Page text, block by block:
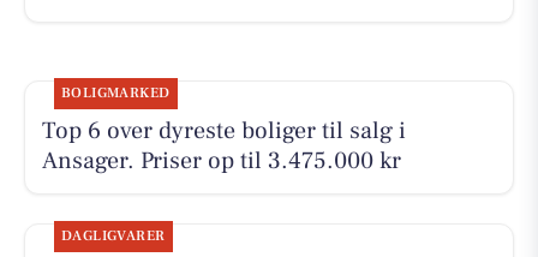
BOLIGMARKED
Top 6 over dyreste boliger til salg i
Ansager. Priser op til 3.475.000 kr
DAGLIGVARER